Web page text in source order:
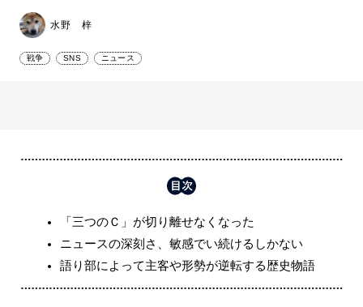
水野 梓
戦争 SNS ニュース
「三つのＣ」が切り離せなくなった
ニュースの深刻さ、敏感でい続けるしかない
語り部によって主客や形勢が逆転する歴史物語